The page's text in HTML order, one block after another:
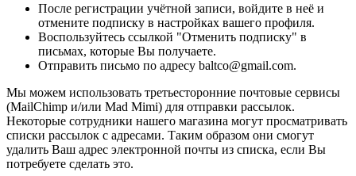
После регистрации учётной записи, войдите в неё и
отмените подписку в настройках вашего профиля.
Воспользуйтесь ссылкой "Отменить подписку" в
письмах, которые Вы получаете.
Отправить письмо по адресу baltco@gmail.com.
Мы можем использовать третьесторонние почтовые сервисы
(MailChimp и/или Mad Mimi) для отправки рассылок.
Некоторые сотрудники нашего магазина могут просматривать
списки рассылок с адресами. Таким образом они смогут
удалить Ваш адрес электронной почты из списка, если Вы
потребуете сделать это.